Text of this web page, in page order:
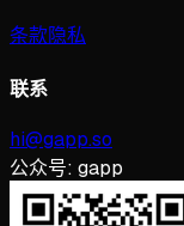
条款隐私
联系
hi@gapp.so
公众号: gapp